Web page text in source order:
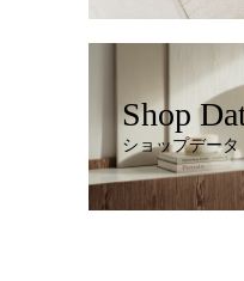
Shop
ショップデータ